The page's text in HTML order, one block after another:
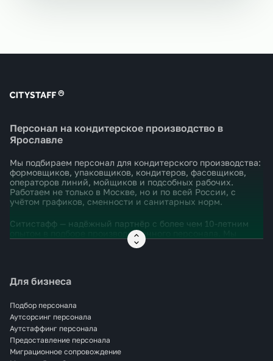
Персонал на кондитерское производство в
Ярославле
Мы подбираем персонал для кондитерского производства:
формовщиков, упаковщиков, кондитеров, фасовщиков,
операторов линий, мойщиков и подсобных рабочих.
Работаем не только в Москве, но и по всей России, с
учётом графиков, сменности и санитарных норм.
Ситистафф — надёжный партнёр с более чем 10-летним
опытом в подборе производственного персонала. Мы
понимаем, насколько важно быстро и правильно
Закрываем задачи под ключ: от поиска сотрудников до
проживанием, адаптацией и документацией. Всё — без
бюрократии и с полной юридической чистотой.
Если вам нужен персонал на кондитерское производство
в Москве — оставьте заявку, и мы возьмём всё остальное
на себя.
Для бизнеса
Подбор персонала
Аутсорсинг персонала
Аутстаффинг персонала
Предоставление персонала
Миграционное сопровождение